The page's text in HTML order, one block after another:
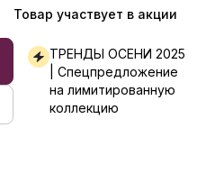
Товар участвует в акции
ТРЕНДЫ ОСЕНИ 2025
| Спецпредложение
на лимитированную
коллекцию